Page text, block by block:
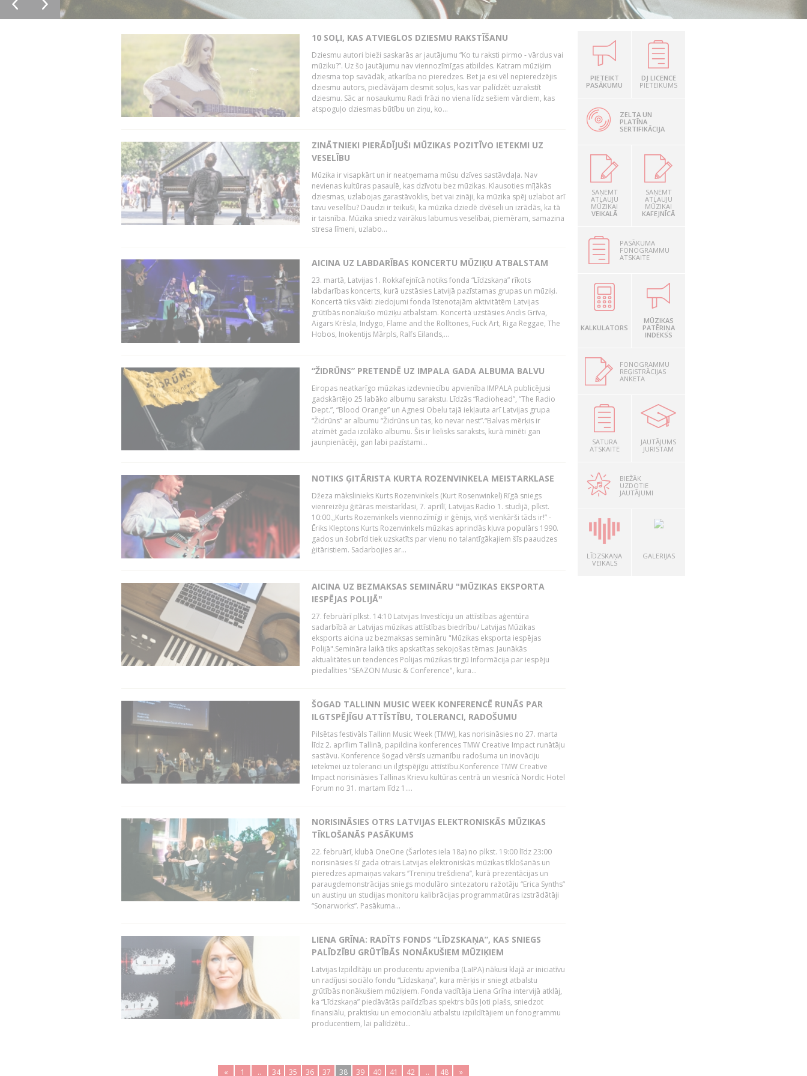
10 SOĻI, KAS ATVIEGLOS DZIESMU RAKSTĪŠANU
Dziesmu autori bieži saskarās ar jautājumu “Ko tu raksti pirmo - vārdus vai
mūziku?”. Uz šo jautājumu nav viennozīmīgas atbildes. Katram mūziķim
dziesma top savādāk, atkarība no pieredzes. Bet ja esi vēl nepieredzējis
dziesmu autors, piedāvājam desmit soļus, kas var palīdzēt uzrakstīt
dziesmu. Sāc ar nosaukumu Radi frāzi no viena līdz sešiem vārdiem, kas
atspoguļo dziesmas būtību un ziņu, ko...
ZINĀTNIEKI PIERĀDĪJUŠI MŪZIKAS POZITĪVO IETEKMI UZ
VESELĪBU
Mūzika ir visapkārt un ir neatņemama mūsu dzīves sastāvdaļa. Nav
nevienas kultūras pasaulē, kas dzīvotu bez mūzikas. Klausoties mīļākās
dziesmas, uzlabojas garastāvoklis, bet vai zināji, ka mūzika spēj uzlabot arī
tavu veselību? Daudzi ir teikuši, ka mūzika dziedē dvēseli un izrādās, ka tā
ir taisnība. Mūzika sniedz vairākus labumus veselībai, piemēram, samazina
stresa līmeni, uzlabo...
AICINA UZ LABDARĪBAS KONCERTU MŪZIĶU ATBALSTAM
23. martā, Latvijas 1. Rokkafejnīcā notiks fonda “Līdzskaņa” rīkots
labdarības koncerts, kurā uzstāsies Latvijā pazīstamas grupas un mūziķi.
Koncertā tiks vākti ziedojumi fonda īstenotajām aktivitātēm Latvijas
grūtībās nonākušo mūziķu atbalstam. Koncertā uzstāsies Andis Grīva,
Aigars Krēsla, Indygo, Flame and the Rolltones, Fuck Art, Riga Reggae, The
Hobos, Inokentijs Mārpls, Ralfs Eilands,...
“ŽIDRŪNS” PRETENDĒ UZ IMPALA GADA ALBUMA BALVU
Eiropas neatkarīgo mūzikas izdevniecību apvienība IMPALA publicējusi
gadskārtējo 25 labāko albumu sarakstu. Līdzās “Radiohead”, “The Radio
Dept.”, “Blood Orange” un Agnesi Obelu tajā iekļauta arī Latvijas grupa
“Židrūns” ar albumu “Židrūns un tas, ko nevar nest”.“Balvas mērķis ir
atzīmēt gada izcilāko albumu. Šis ir lielisks saraksts, kurā minēti gan
jaunpienācēji, gan labi pazīstami...
NOTIKS ĢITĀRISTA KURTA ROZENVINKELA MEISTARKLASE
Džeza mākslinieks Kurts Rozenvinkels (Kurt Rosenwinkel) Rīgā sniegs
vienreizēju ģitāras meistarklasi, 7. aprīlī, Latvijas Radio 1. studijā, plkst.
10:00.„Kurts Rozenvinkels viennozīmīgi ir ģēnijs, viņš vienkārši tāds ir!” -
Ēriks Kleptons Kurts Rozenvinkels mūzikas aprindās kļuva populārs 1990.
gados un šobrīd tiek uzskatīts par vienu no talantīgākajiem šīs paaudzes
ģitāristiem. Sadarbojies ar...
AICINA UZ BEZMAKSAS SEMINĀRU "MŪZIKAS EKSPORTA
IESPĒJAS POLIJĀ"
27. februārī plkst. 14:10 Latvijas Investīciju un attīstības aģentūra
sadarbībā ar Latvijas mūzikas attīstības biedrību/ Latvijas Mūzikas
eksports aicina uz bezmaksas semināru "Mūzikas eksporta iespējas
Polijā".Semināra laikā tiks apskatītas sekojošas tēmas: Jaunākās
aktualitātes un tendences Polijas mūzikas tirgū Informācija par iespēju
piedalīties "SEAZON Music & Conference", kura...
ŠOGAD TALLINN MUSIC WEEK KONFERENCĒ RUNĀS PAR
ILGTSPĒJĪGU ATTĪSTĪBU, TOLERANCI, RADOŠUMU
Pilsētas festivāls Tallinn Music Week (TMW), kas norisināsies no 27. marta
līdz 2. aprīlim Tallinā, papildina konferences TMW Creative Impact runātāju
sastāvu. Konference šogad vērsīs uzmanību radošuma un inovāciju
ietekmei uz toleranci un ilgtspējīgu attīstību.Konference TMW Creative
Impact norisināsies Tallinas Krievu kultūras centrā un viesnīcā Nordic Hotel
Forum no 31. martam līdz 1....
NORISINĀSIES OTRS LATVIJAS ELEKTRONISKĀS MŪZIKAS
TĪKLOŠANĀS PASĀKUMS
22. februārī, klubā OneOne (Šarlotes iela 18a) no plkst. 19:00 līdz 23:00
norisināsies šī gada otrais Latvijas elektroniskās mūzikas tīklošanās un
pieredzes apmaiņas vakars ‘’Treniņu trešdiena’’, kurā prezentācijas un
paraugdemonstrācijas sniegs modulāro sintezatoru ražotāju “Erica Synths”
un austiņu un studijas monitoru kalibrācijas programmatūras izstrādātāji
“Sonarworks”. Pasākuma...
LIENA GRĪNA: RADĪTS FONDS “LĪDZSKAŅA”, KAS SNIEGS
PALĪDZĪBU GRŪTĪBĀS NONĀKUŠIEM MŪZIĶIEM
Latvijas Izpildītāju un producentu apvienība (LaIPA) nākusi klajā ar iniciatīvu
un radījusi sociālo fondu “Līdzskaņa”, kura mērķis ir sniegt atbalstu
grūtībās nonākušiem mūziķiem. Fonda vadītāja Liena Grīna intervijā atklāj,
ka “Līdzskaņa” piedāvātās palīdzības spektrs būs ļoti plašs, sniedzot
finansiālu, praktisku un emocionālu atbalstu izpildītājiem un fonogrammu
producentiem, lai palīdzētu...
« 1 .. 34 35 36 37 38 39 40 41 42 .. 48 »
PIETEIKT
PASĀKUMU
DJ LICENCE
PIETEIKUMS
ZELTA UN
PLATĪNA
SERTIFIKĀCIJA
SAŅEMT
ATĻAUJU
MŪZIKAI
VEIKALĀ
SAŅEMT
ATĻAUJU
MŪZIKAI
KAFEJNĪCĀ
PASĀKUMA
FONOGRAMMU
ATSKAITE
KALKULATORS
MŪZIKAS
PATĒRIŅA
INDEKSS
FONOGRAMMU
REĢISTRĀCIJAS
ANKETA
SATURA
ATSKAITE
JAUTĀJUMS
JURISTAM
BIEŽĀK
UZDOTIE
JAUTĀJUMI
LĪDZSKAŅA
VEIKALS
GALERIJAS